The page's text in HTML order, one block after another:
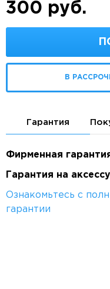
300 руб.
В
Гарантия
Фирменная
Гарантия на
Ознакомьтесь с
гарантии